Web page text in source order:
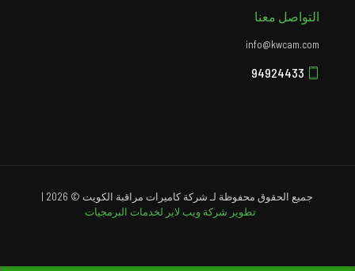
التواصل معنا
info@kwcam.com
جميع الحقوق محفوظة لـ شركة كاميرات مراقبة الكويت © 2026 |
تطوير شركة ويب لاير لخدمات البرمجيات